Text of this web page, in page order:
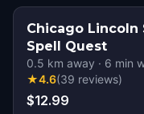
Chicago Lincoln
Spell Quest
0.5 km away · 6 min
★4.6(39 reviews)
$12.99